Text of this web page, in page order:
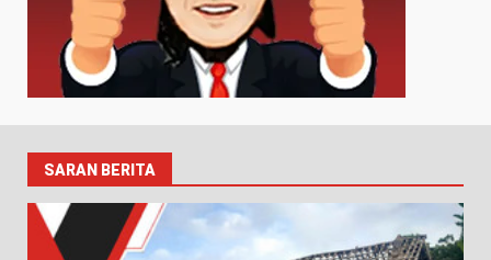
SARAN BERITA